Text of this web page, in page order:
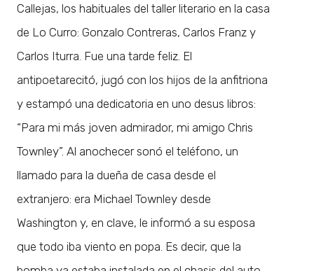
Callejas, los habituales del taller literario en la casa
de Lo Curro: Gonzalo Contreras, Carlos Franz y
Carlos Iturra. Fue una tarde feliz. El
antipoetarecitó, jugó con los hijos de la anfitriona
y estampó una dedicatoria en uno desus libros:
“Para mi más joven admirador, mi amigo Chris
Townley”. Al anochecer sonó el teléfono, un
llamado para la dueña de casa desde el
extranjero: era Michael Townley desde
Washington y, en clave, le informó a su esposa
que todo iba viento en popa. Es decir, que la